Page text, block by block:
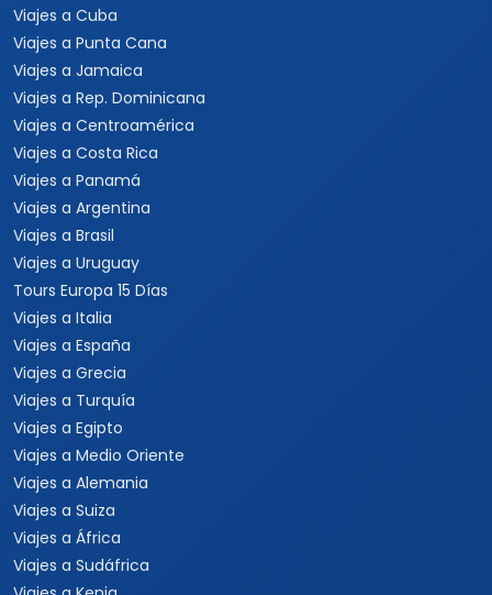
Viajes a Cuba
Viajes a Punta Cana
Viajes a Jamaica
Viajes a Rep. Dominicana
Viajes a Centroamérica
Viajes a Costa Rica
Viajes a Panamá
Viajes a Argentina
Viajes a Brasil
Viajes a Uruguay
Tours Europa 15 Días
Viajes a Italia
Viajes a España
Viajes a Grecia
Viajes a Turquía
Viajes a Egipto
Viajes a Medio Oriente
Viajes a Alemania
Viajes a Suiza
Viajes a África
Viajes a Sudáfrica